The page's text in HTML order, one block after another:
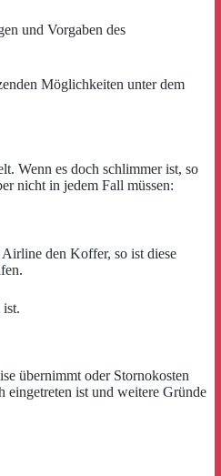
und Vorgaben des
Möglichkeiten unter dem
Wenn es doch schlimmer ist, so
nicht in jedem Fall müssen:
den Koffer, so ist diese
ist.
übernimmt oder Stornokosten
ist und weitere Gründe